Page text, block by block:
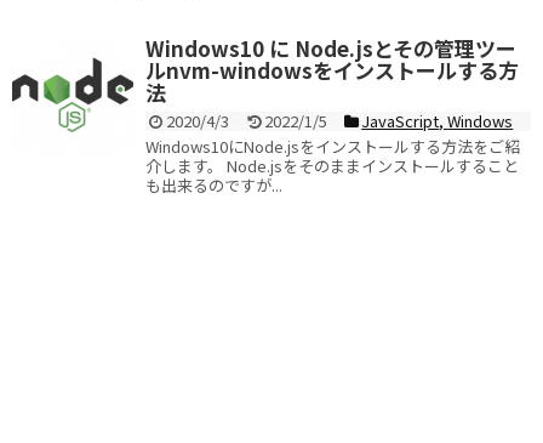
Windows10 に Node.jsとその管理ツー
ルnvm-windowsをインストールする方
法
2020/4/3 2022/1/5 JavaScript,Windows
Windows10にNode.jsをインストールする方法をご紹
介します。 Node.jsをそのままインストールすること
も出来るのですが...